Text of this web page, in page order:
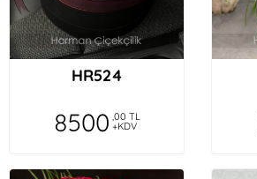
HR524
8500 ,00 TL
+KDV